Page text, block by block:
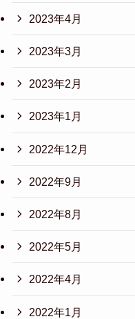
2023年4月
2023年3月
2023年2月
2023年1月
2022年12月
2022年9月
2022年8月
2022年5月
2022年4月
2022年1月